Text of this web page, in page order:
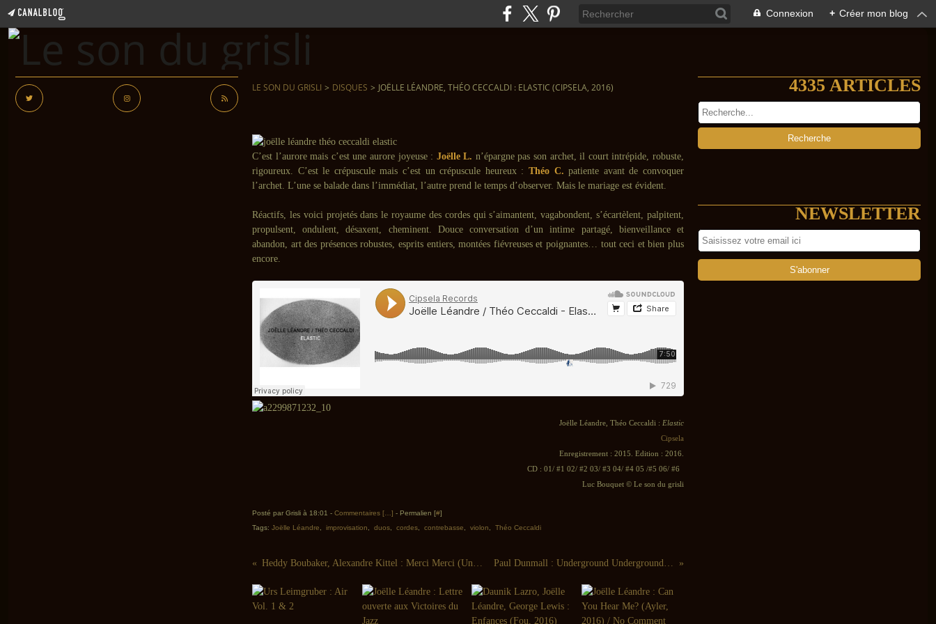
Connexion + Créer mon blog
LE SON DU GRISLI > DISQUES > JOËLLE LÉANDRE, THÉO CECCALDI : ELASTIC (CIPSELA, 2016)
C’est l’aurore mais c’est une aurore joyeuse : Joëlle L. n’épargne pas son archet, il court intrépide, robuste,
rigoureux. C’est le crépuscule mais c’est un crépuscule heureux : Théo C. patiente avant de convoquer
l’archet. L’une se balade dans l’immédiat, l’autre prend le temps d’observer. Mais le mariage est évident.
Réactifs, les voici projetés dans le royaume des cordes qui s’aimantent, vagabondent, s’écartèlent, palpitent,
propulsent, ondulent, désaxent, cheminent. Douce conversation d’un intime partagé, bienveillance et
abandon, art des présences robustes, esprits entiers, montées fiévreuses et poignantes… tout ceci et bien plus
encore.
Joëlle Léandre, Théo Ceccaldi : Elastic
Cipsela
Enregistrement : 2015. Edition : 2016.
CD : 01/ #1 02/ #2 03/ #3 04/ #4 05 /#5 06/ #6
Luc Bouquet © Le son du grisli
Posté par Grisli à 18:01 - Commentaires [ ] - Permalien [#]
Tags: Joëlle Léandre improvisation duos cordes contrebasse violon Théo Ceccaldi
Heddy Boubaker, Alexandre Kittel : Merci Merci (Un Rêve Nu, 2016) Paul Dunmall : Underground Underground (Slam, 2016)
4335 ARTICLES
NEWSLETTER